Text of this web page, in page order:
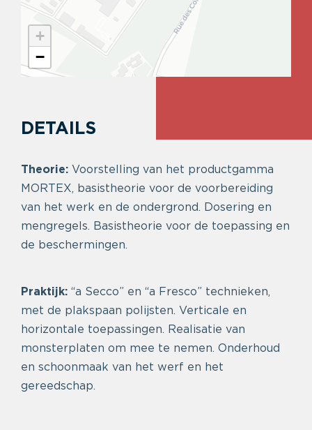
+
−
DETAILS
Theorie: Voorstelling van het productgamma
MORTEX, basistheorie voor de voorbereiding
van het werk en de ondergrond. Dosering en
mengregels. Basistheorie voor de toepassing en
de beschermingen.
Praktijk: “a Secco” en “a Fresco” technieken,
met de plakspaan polijsten. Verticale en
horizontale toepassingen. Realisatie van
monsterplaten om mee te nemen. Onderhoud
en schoonmaak van het werf en het
gereedschap.